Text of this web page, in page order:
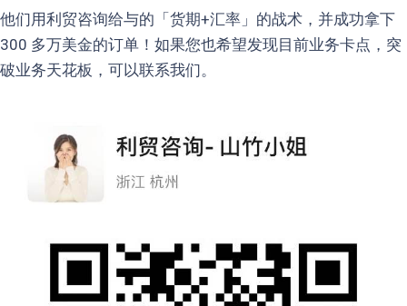
他们用利贸咨询给与的「货期+汇率」的战术，并成功拿下
300 多万美金的订单！如果您也希望发现目前业务卡点，突
破业务天花板，可以联系我们。